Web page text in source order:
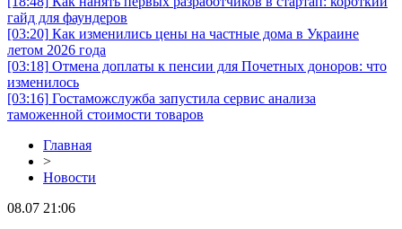
гайд для фаундеров
[03:20] Как изменились цены на частные дома в Украине
летом 2026 года
[03:18] Отмена доплаты к пенсии для Почетных доноров: что
изменилось
[03:16] Гостаможслужба запустила сервис анализа
таможенной стоимости товаров
Главная
>
Новости
08.07 21:06